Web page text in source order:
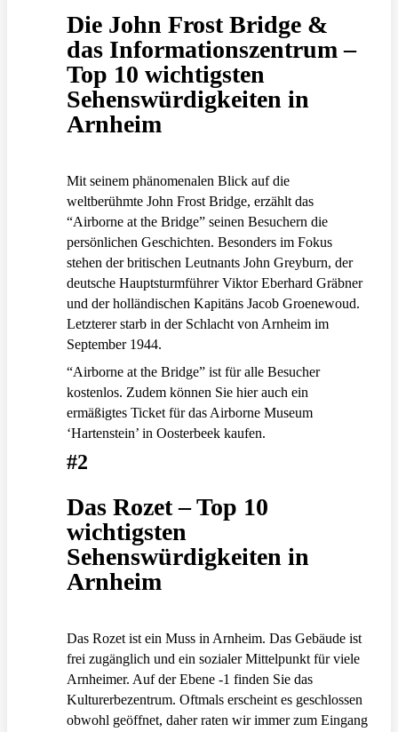
Die John Frost Bridge &
das Informationszentrum –
Top 10 wichtigsten
Sehenswürdigkeiten in
Arnheim
Mit seinem phänomenalen Blick auf die
weltberühmte John Frost Bridge, erzählt das
“Airborne at the Bridge” seinen Besuchern die
persönlichen Geschichten. Besonders im Fokus
stehen der britischen Leutnants John Greyburn, der
deutsche Hauptsturmführer Viktor Eberhard Gräbner
und der holländischen Kapitäns Jacob Groenewoud.
Letzterer starb in der Schlacht von Arnheim im
September 1944.
“Airborne at the Bridge” ist für alle Besucher
kostenlos. Zudem können Sie hier auch ein
ermäßigtes Ticket für das Airborne Museum
‘Hartenstein’ in Oosterbeek kaufen.
#2
Das Rozet – Top 10
wichtigsten
Sehenswürdigkeiten in
Arnheim
Das Rozet ist ein Muss in Arnheim. Das Gebäude ist
frei zugänglich und ein sozialer Mittelpunkt für viele
Arnheimer. Auf der Ebene -1 finden Sie das
Kulturerbezentrum. Oftmals erscheint es geschlossen
obwohl geöffnet, daher raten wir immer zum Eingang